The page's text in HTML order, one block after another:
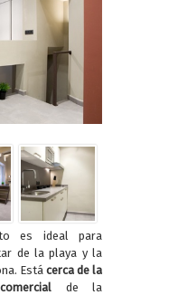
es ideal para
de la playa y la
Estácerca de la
de la